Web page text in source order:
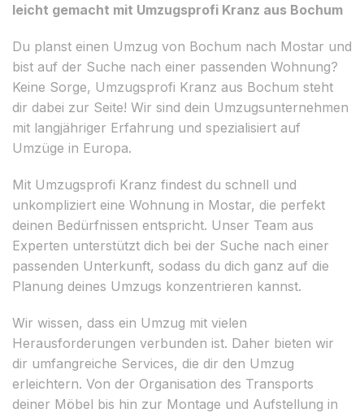
leicht gemacht mit Umzugsprofi Kranz aus Bochum
Du planst einen Umzug von Bochum nach Mostar und
bist auf der Suche nach einer passenden Wohnung?
Keine Sorge, Umzugsprofi Kranz aus Bochum steht
dir dabei zur Seite! Wir sind dein Umzugsunternehmen
mit langjähriger Erfahrung und spezialisiert auf
Umzüge in Europa.
Mit Umzugsprofi Kranz findest du schnell und
unkompliziert eine Wohnung in Mostar, die perfekt
deinen Bedürfnissen entspricht. Unser Team aus
Experten unterstützt dich bei der Suche nach einer
passenden Unterkunft, sodass du dich ganz auf die
Planung deines Umzugs konzentrieren kannst.
Wir wissen, dass ein Umzug mit vielen
Herausforderungen verbunden ist. Daher bieten wir
dir umfangreiche Services, die dir den Umzug
erleichtern. Von der Organisation des Transports
deiner Möbel bis hin zur Montage und Aufstellung in